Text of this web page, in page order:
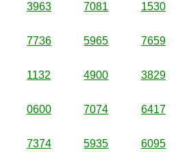
3963 7081 1530
7736 5965 7659
1132 4900 3829
0600 7074 6417
7374 5935 6095